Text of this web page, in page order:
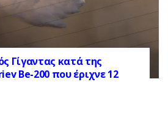
Γίγαντας κατά της
Be-200 που έριχνε 12